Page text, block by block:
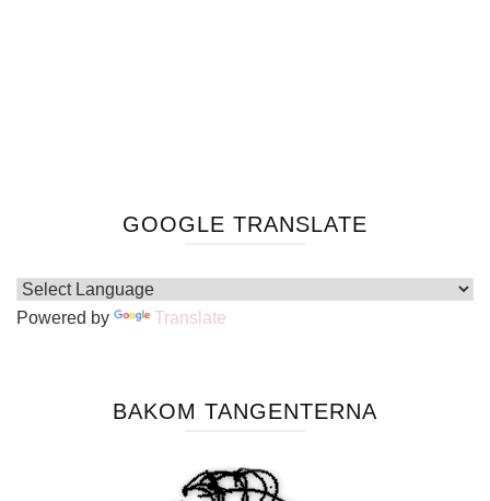
GOOGLE TRANSLATE
Powered by Translate
BAKOM TANGENTERNA